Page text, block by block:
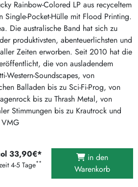
Rainbow-Colored LP aus recyceltem
Single-Pocket-Hülle mit Flood Printing.
Die australische Band hat sich zu
produktivsten, abenteuerlichsten und
Zeiten erworben. Seit 2010 hat die
die von ausladendem
Western-Soundscapes, von
Balladen bis zu Sci-Fi-Prog, von
bis zu Thrash Metal, von
Stimmungen bis zu Krautrock und
33,90€*
4-5 Tage**
in den
Warenkorb